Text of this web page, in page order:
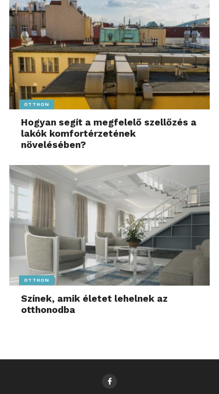
OTTHON
Hogyan segít a megfelelő szellőzés a
lakók komfortérzetének
növelésében?
OTTHON
Színek, amik életet lehelnek az
otthonodba